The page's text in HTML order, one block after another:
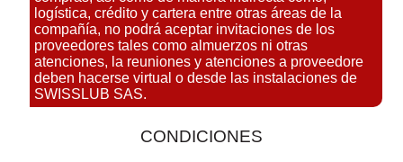
logística, crédito y cartera entre otras áreas de la
compañía, no podrá aceptar invitaciones de los
proveedores tales como almuerzos ni otras
atenciones, la reuniones y atenciones a proveedore
deben hacerse virtual o desde las instalaciones de
SWISSLUB SAS.
CONDICIONES